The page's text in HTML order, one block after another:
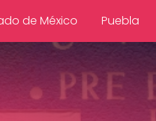
de México Puebla